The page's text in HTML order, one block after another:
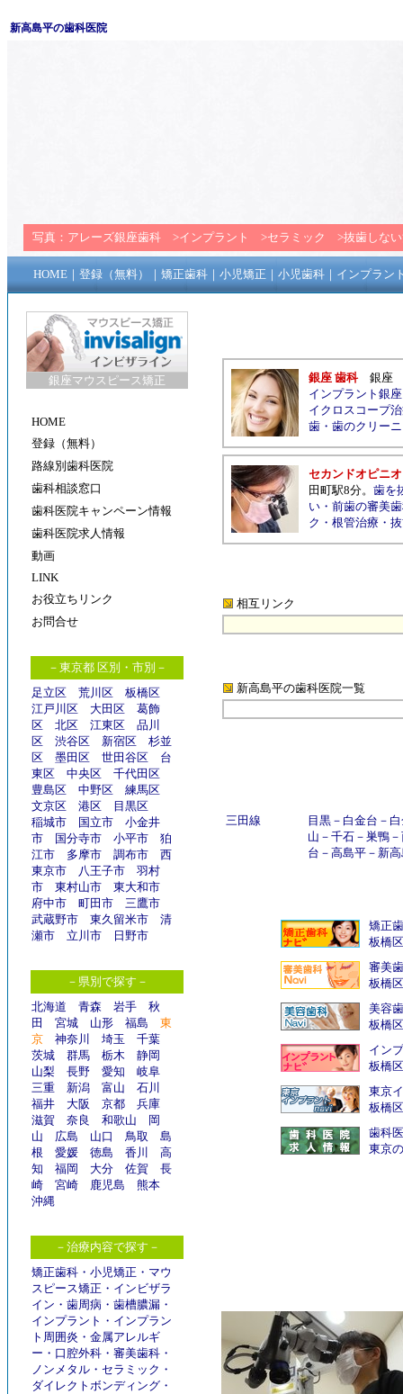
新高島平の歯科医院
写真： アレーズ銀座歯科 >インプラント >セラミック >抜歯しな
HOME｜ 登録（無料） ｜ 矯正歯科｜ 小児矯正 ｜ 小児歯科｜ インプラン
銀座マウスピース矯正
HOME
登録（無料）
路線別歯科医院
歯科相談窓口
歯科医院キャンペーン情報
歯科医院求人情報
動画
LINK
お役立ちリンク
お問合せ
－東京都 区別・市別－
足立区
荒川区
板橋区
江戸川区
大田区
葛飾
区
北区 江東区
品川
区
渋谷区 新宿区
杉並
区
墨田区 世田谷区
台
東区
中央区
千代田区
豊島区
中野区
練馬区
文京区
港区
目黒区
稲城市
国立市 小金井
市
国分寺市 小平市
狛
江市
多摩市 調布市
西
東京市
八王子市
羽村
市
東村山市
東大和市
府中市
町田市
三鷹市
武蔵野市
東久留米市
清
瀬市
立川市 日野市
－県別で探す－
北海道
青森 岩手
秋
田
宮城 山形 福島
東
京
神奈川 埼玉
千葉
茨城
群馬 栃木
静岡
山梨
長野 愛知
岐阜
三重
新潟 富山
石川
福井
大阪 京都
兵庫
滋賀
奈良 和歌山
岡
山
広島 山口 鳥取
島
根
愛媛 徳島 香川
高
知
福岡 大分 佐賀
長
崎
宮崎 鹿児島
熊本
沖縄
－治療内容で探す－
矯正歯科 ・ 小児矯正 ・ マウ
スピース矯正 ・ インビザラ
イン ・ 歯周病 ・ 歯槽膿漏 ・
インプラント ・ インプラン
ト周囲炎 ・ 金属アレルギ
ー ・ 口腔外科 ・ 審美歯科 ・
ノンメタル ・ セラミック ・
ダイレクトボンディング ・
銀座 歯科
銀座
インプラント銀座
イクロスコープ
歯 ・ 歯のクリー
セカンドオピニ
田町駅8分。 歯を
い ・ 前歯の審美
ク ・ 根管治療 ・
相互リンク
新高島平の歯科医院一覧
三田線 目黒－ 白金台 －
山 － 千石－ 巣鴨－
台 － 高島平－ 新
矯正
板橋
審美
板橋
美容
板橋
イン
板橋
東京
板橋
歯科
東京